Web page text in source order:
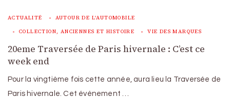
ACTUALITÉ AUTOUR DE L'AUTOMOBILE
COLLECTION, ANCIENNES ET HISTOIRE VIE DES MARQUES
20eme Traversée de Paris hivernale : C’est ce
week end
Pour la vingtième fois cette année, aura lieu la Traversée de
Paris hivernale. Cet événement …